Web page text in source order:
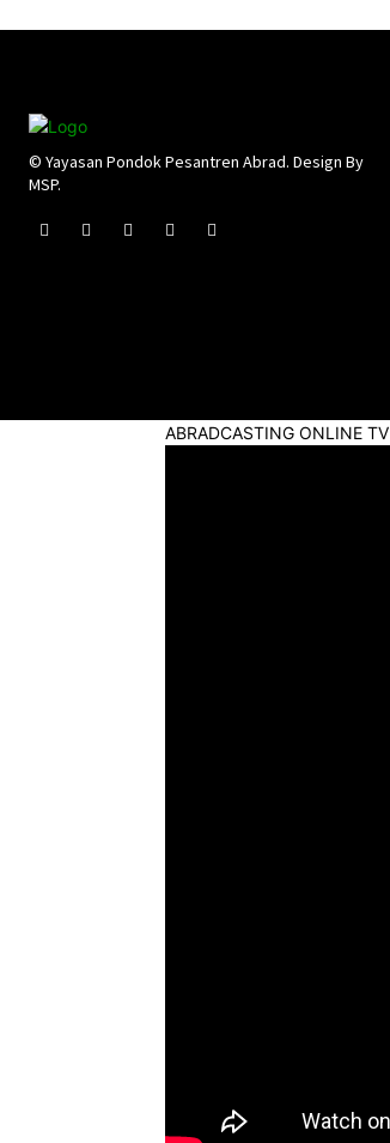
© Yayasan Pondok Pesantren Abrad. Design By
MSP.
ABRADCASTING ONLINE TV